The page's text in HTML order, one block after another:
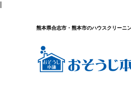
|
熊本県合志市・熊本市のハウスクリーニ